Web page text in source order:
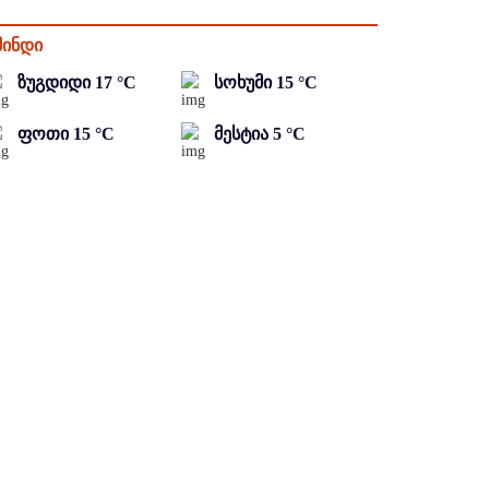
ზუგდიდი 17 °C სოხუმი 15 °C
ფოთი 15 °C მესტია 5 °C